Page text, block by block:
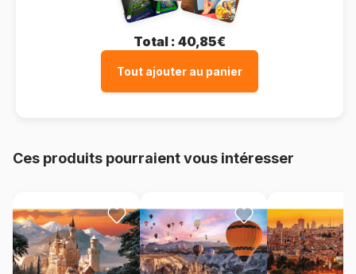
Total : 40,85€
Tout ajouter au panier
Ces produits pourraient vous intéresser